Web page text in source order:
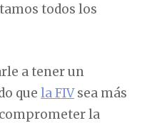
todos los
a tener un
que la FIVsea más
la